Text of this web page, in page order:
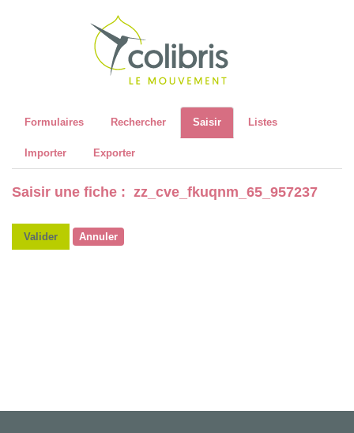
Formulaires Rechercher Saisir Listes
Importer Exporter
Saisir une fiche : zz_cve_fkuqnm_65_957237
Valider Annuler